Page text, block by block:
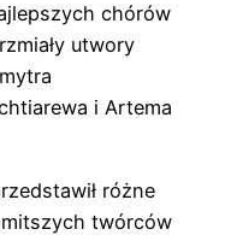
chórów
utwory
i Artema
różne
twórców